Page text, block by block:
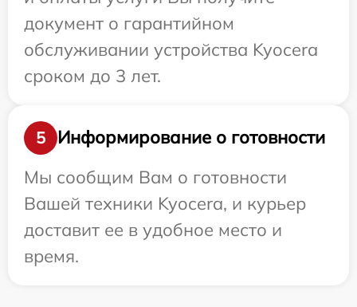
документ о гарантийном
обслуживании устройства Kyocera
сроком до 3 лет.
5
Информирование о готовности
Мы сообщим Вам о готовности
Вашей техники Kyocera, и курьер
доставит ее в удобное место и
время.